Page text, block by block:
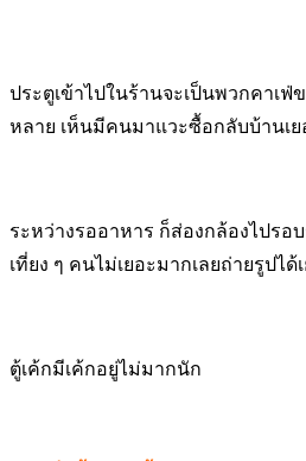
ประตูเข้าไปในร้านจะเป็นพวกคาเ
หลาย เห็นมีคนมาแวะซื้อกลับบ้านเย
ระหว่างรออาหาร ก็ส่องกล้องไปรอ
เที่ยง ๆ คนไม่เยอะมากเลยถ่ายรูปได้
ตู้เค้กมีเค้กอยู่ไม่มากนัก